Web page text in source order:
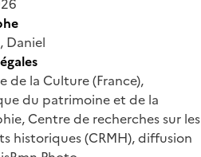
Daniel
de la Culture (France),
du patrimoine et de la
Centre de recherches sur les
historiques (CRMH), diffusion